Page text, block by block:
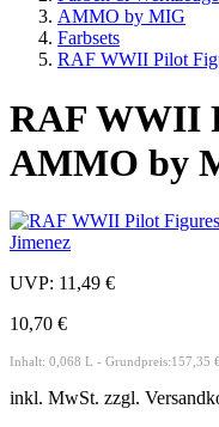
AMMO by MIG
Farbsets
RAF WWII Pilot
RAF WWII
AMMO by
UVP: 11,49 €
10,70 €
Inhalt: 0,068 L - Grundpreis:157,35
inkl. MwSt. zzgl.